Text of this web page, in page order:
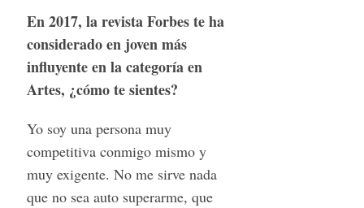
En 2017, la revista Forbes te ha
considerado en joven más
influyente en la categoría en
Artes, ¿cómo te sientes?
Yo soy una persona muy
competitiva conmigo mismo y
muy exigente. No me sirve nada
que no sea auto superarme, que
r
: